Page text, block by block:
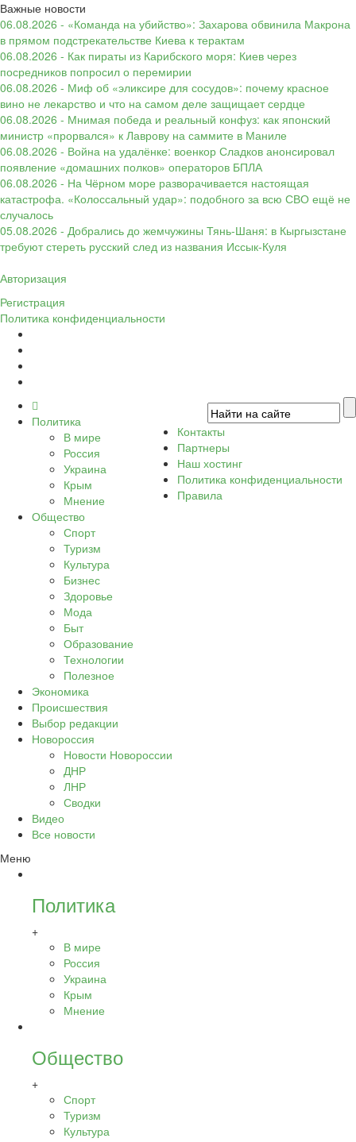
Важные новости
06.08.2026 - «Команда на убийство»: Захарова обвинила Макрона
в прямом подстрекательстве Киева к терактам
06.08.2026 - Как пираты из Карибского моря: Киев через
посредников попросил о перемирии
06.08.2026 - Миф об «эликсире для сосудов»: почему красное
вино не лекарство и что на самом деле защищает сердце
06.08.2026 - Мнимая победа и реальный конфуз: как японский
министр «прорвался» к Лаврову на саммите в Маниле
06.08.2026 - Война на удалёнке: военкор Сладков анонсировал
появление «домашних полков» операторов БПЛА
06.08.2026 - На Чёрном море разворачивается настоящая
катастрофа. «Колоссальный удар»: подобного за всю СВО ещё не
случалось
05.08.2026 - Добрались до жемчужины Тянь-Шаня: в Кыргызстане
требуют стереть русский след из названия Иссык-Куля
Авторизация
Регистрация
Политика конфиденциальности
Политика
В мире
Россия
Украина
Крым
Мнение
Общество
Спорт
Туризм
Культура
Бизнес
Здоровье
Мода
Быт
Образование
Технологии
Полезное
Экономика
Происшествия
Выбор редакции
Новороссия
Новости Новороссии
ДНР
ЛНР
Сводки
Видео
Все новости
Меню
Политика
+
В мире
Россия
Украина
Крым
Мнение
Общество
+
Спорт
Туризм
Культура
Контакты
Партнеры
Наш хостинг
Политика конфиденциальности
Правила